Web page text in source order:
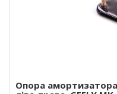
Опора амортизатора